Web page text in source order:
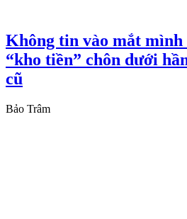
Không tin vào mắt
“kho tiền” chôn dưới
cũ
Bảo Trâm